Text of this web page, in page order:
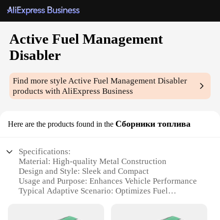
Active Fuel Management
Disabler
Find more styleActive Fuel Management Disabler
products with AliExpress Business
Here are the products found in the Сборники топлива
Specifications:
Material: High-quality Metal Construction
Design and Style: Sleek and Compact
Usage and Purpose: Enhances Vehicle Performance
Typical Adaptive Scenario: Optimizes Fuel